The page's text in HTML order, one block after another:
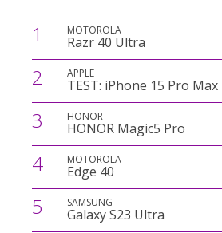
1 MOTOROLA
Razr 40 Ultra
2 APPLE
TEST: iPhone 15 Pro Max
3 HONOR
HONOR Magic5 Pro
4 MOTOROLA
Edge 40
5 SAMSUNG
Galaxy S23 Ultra